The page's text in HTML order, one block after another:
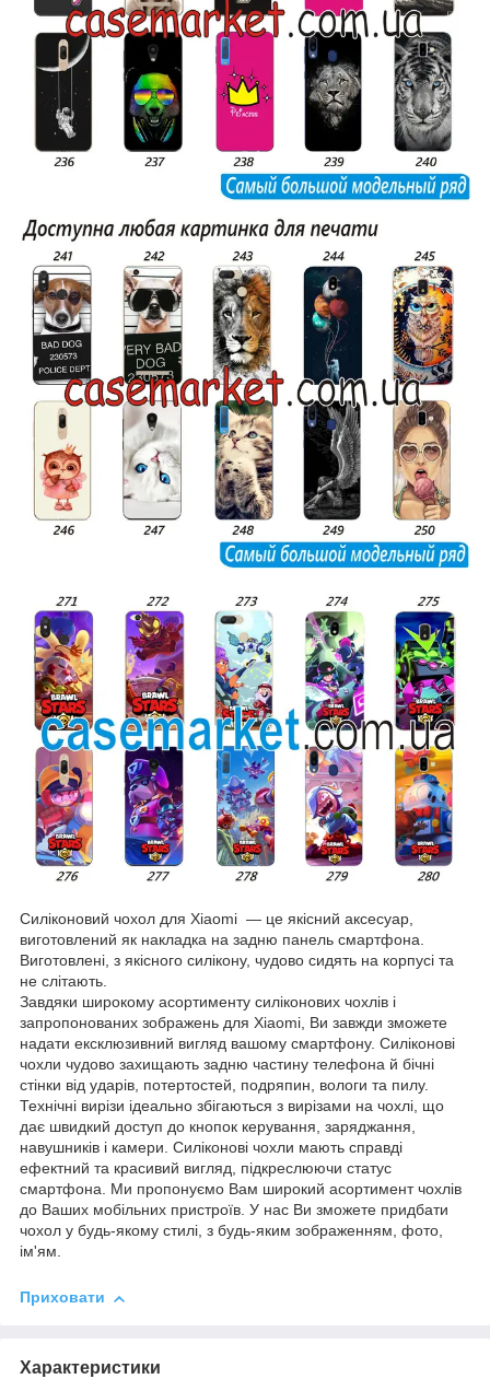
Силіконовий чохол для Xiaomi — це якісний аксесуар,
виготовлений як накладка на задню панель смартфона.
Виготовлені, з якісного силікону, чудово сидять на корпусі та
не слітають.
Завдяки широкому асортименту силіконових чохлів і
запропонованих зображень для Xiaomi, Ви завжди зможете
надати ексклюзивний вигляд вашому смартфону. Силіконові
чохли чудово захищають задню частину телефона й бічні
стінки від ударів, потертостей, подряпин, вологи та пилу.
Технічні вирізи ідеально збігаються з вирізами на чохлі, що
дає швидкий доступ до кнопок керування, заряджання,
навушників і камери. Силіконові чохли мають справді
ефектний та красивий вигляд, підкреслюючи статус
смартфона. Ми пропонуємо Вам широкий асортимент чохлів
до Ваших мобільних пристроїв. У нас Ви зможете придбати
чохол у будь-якому стилі, з будь-яким зображенням, фото,
ім'ям.
Приховати
Характеристики